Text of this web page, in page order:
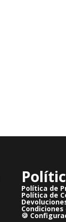
Política de
Política de
🍪